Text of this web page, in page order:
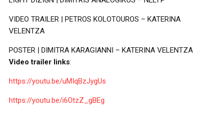
VIDEO TRAILER | PETROS KOLOTOUROS – KATERINA
VELENTZA
POSTER | DIMITRA KARAGIANNI – KATERINA VELENTZA
Video trailer links:
https://youtu.be/uMIqBzJygUs
https://youtu.be/i6OtzZ gBEg